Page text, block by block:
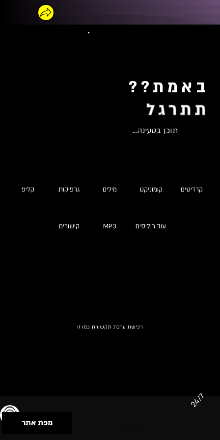
באמת??
תתרגל
תוכן בטעינה...
קליפ גרפיקות מילים קומוניקט קרדיטים
קישורים MP3 עוד ריליסים
רכישת ערכת תקשורת כמו זו
מפת אתר
24/7